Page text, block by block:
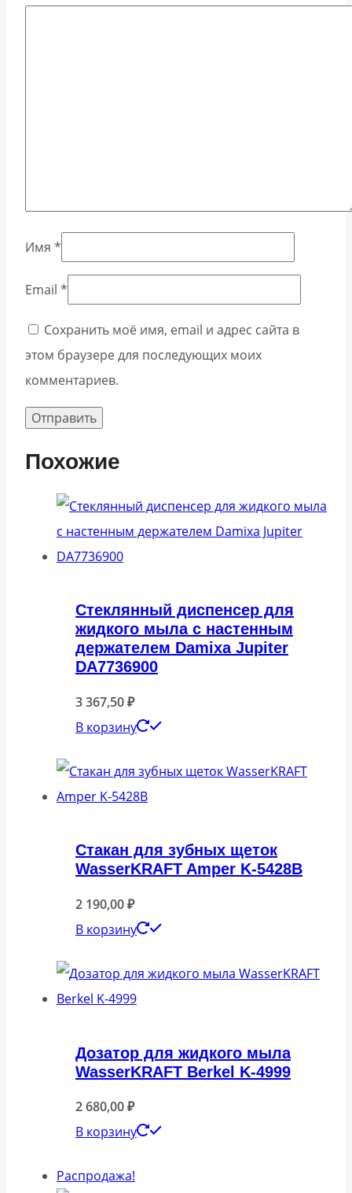
Имя *
Email *
Сохранить моё имя, email и адрес сайта в
этом браузере для последующих моих
комментариев.
Похожие
Стеклянный диспенсер для
жидкого мыла с настенным
держателем Damixa Jupiter
DA7736900
3 367,50₽
В корзину
Стакан для зубных щеток
WasserKRAFT Amper K-5428B
2 190,00₽
В корзину
Дозатор для жидкого мыла
WasserKRAFT Berkel K-4999
2 680,00₽
В корзину
Распродажа!